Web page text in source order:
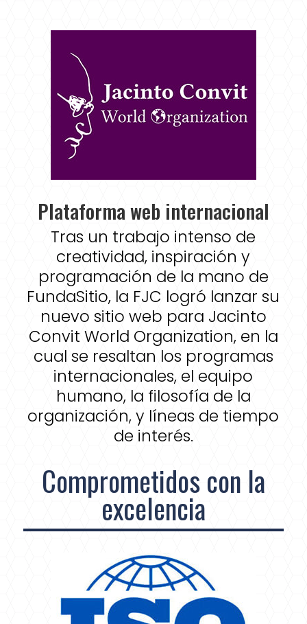
Plataforma web internacional
Tras un trabajo intenso de
creatividad, inspiración y
programación de la mano de
FundaSitio, la FJC logró lanzar su
nuevo sitio web para Jacinto
Convit World Organization, en la
cual se resaltan los programas
internacionales, el equipo
humano, la filosofía de la
organización, y líneas de tiempo
de interés.
Comprometidos con la
excelencia